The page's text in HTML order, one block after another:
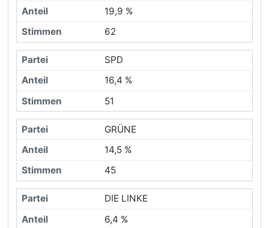
19,9 %
62
SPD
16,4 %
51
GRÜNE
14,5 %
45
DIE LINKE
6,4 %